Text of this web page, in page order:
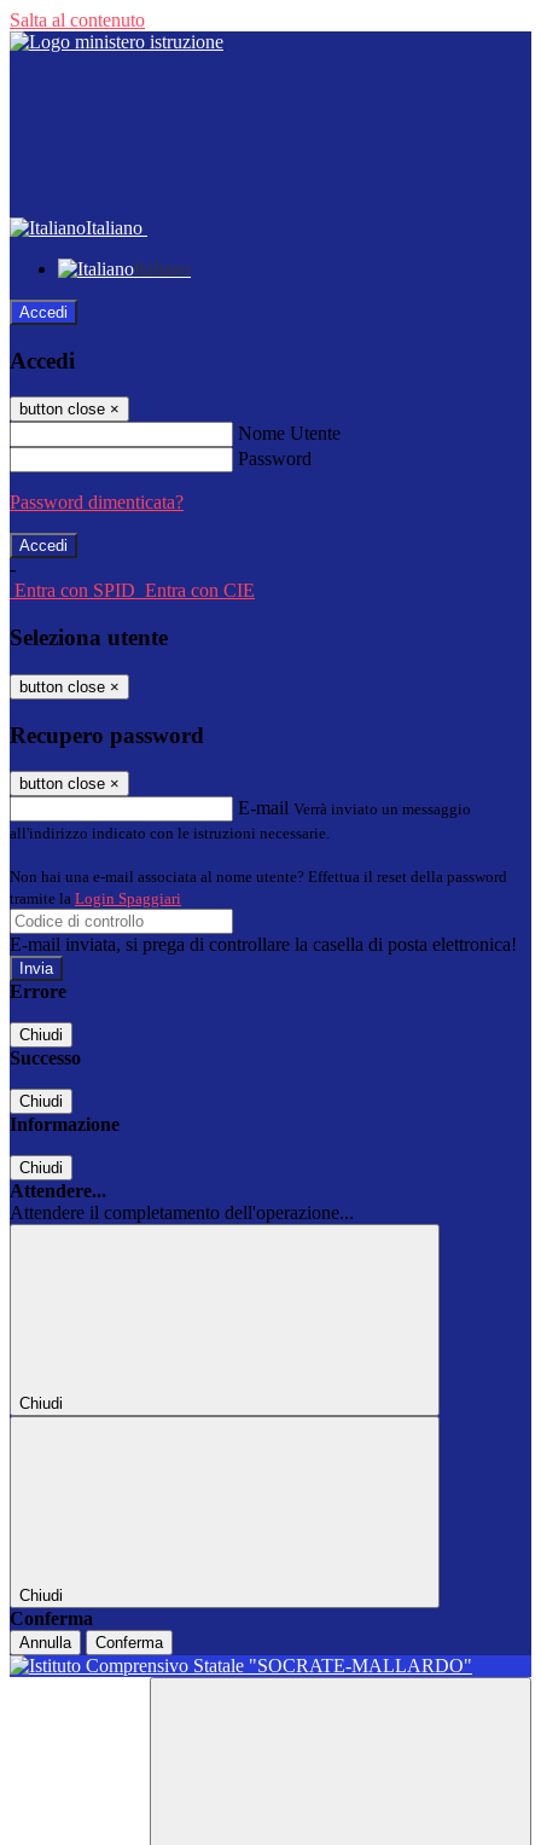
Salta al contenuto
Italiano
Italiano
Accedi
Accedi
button close ×
Nome Utente
Password
Password dimenticata?
-
Entra con SPID Entra con CIE
Seleziona utente
button close ×
Recupero password
button close ×
E-mail Verrà inviato un messaggio
all'indirizzo indicato con le istruzioni necessarie.
Non hai una e-mail associata al nome utente? Effettua il reset della password
tramite la Login Spaggiari
E-mail inviata, si prega di controllare la casella di posta elettronica!
Errore
Chiudi
Successo
Chiudi
Informazione
Chiudi
Attendere...
Attendere il completamento dell'operazione...
Chiudi
Chiudi
Conferma
Annulla Conferma